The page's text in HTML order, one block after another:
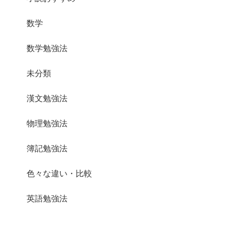
数学
数学勉強法
未分類
漢文勉強法
物理勉強法
簿記勉強法
色々な違い・比較
英語勉強法